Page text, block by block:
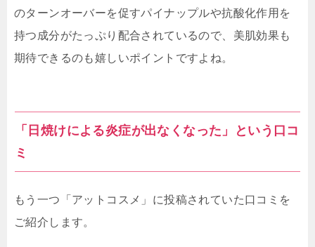
のターンオーバーを促すパイナップルや抗酸化作用を
持つ成分がたっぷり配合されているので、美肌効果も
期待できるのも嬉しいポイントですよね。
「日焼けによる炎症が出なくなった」という口コ
ミ
もう一つ「アットコスメ」に投稿されていた口コミを
ご紹介します。